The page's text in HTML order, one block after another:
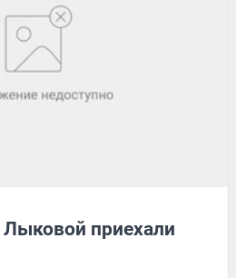
Лыковой приехали